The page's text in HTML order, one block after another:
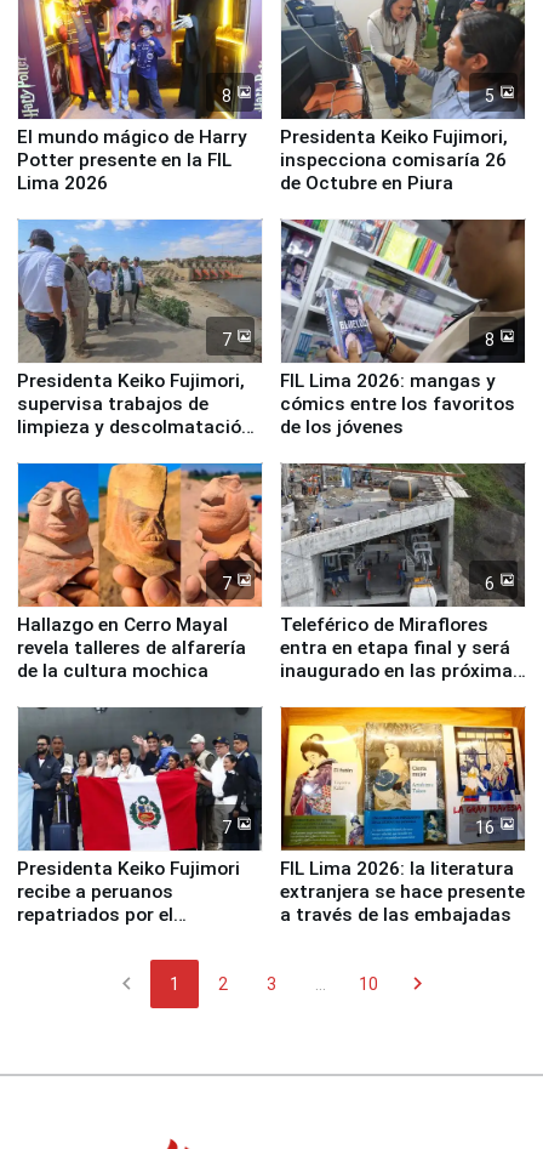
8
El mundo mágico de Harry
Potter presente en la FIL
Lima 2026
5
Presidenta Keiko Fujimori,
inspecciona comisaría 26
de Octubre en Piura
7
Presidenta Keiko Fujimori,
supervisa trabajos de
limpieza y descolmatación
8
FIL Lima 2026: mangas y
cómics entre los favoritos
de los jóvenes
7
Hallazgo en Cerro Mayal
revela talleres de alfarería
de la cultura mochica
6
Teleférico de Miraflores
entra en etapa final y será
inaugurado en las próximas
7
Presidenta Keiko Fujimori
recibe a peruanos
repatriados por el
16
FIL Lima 2026: la literatura
extranjera se hace presente
a través de las embajadas
chevron_left 1 2 3 10 chevron_right